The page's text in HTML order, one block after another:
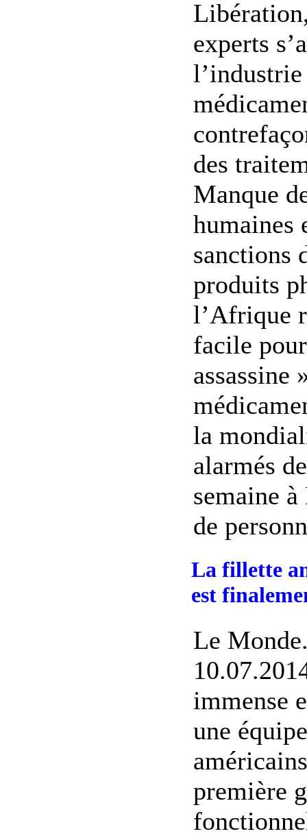
experts
l’industrie
des
Manque
humaines
sanctions
produits
l’Afrique
facile
assassine
la
alarmés
semaine
de
La fillette
est
Le
immense
une
première